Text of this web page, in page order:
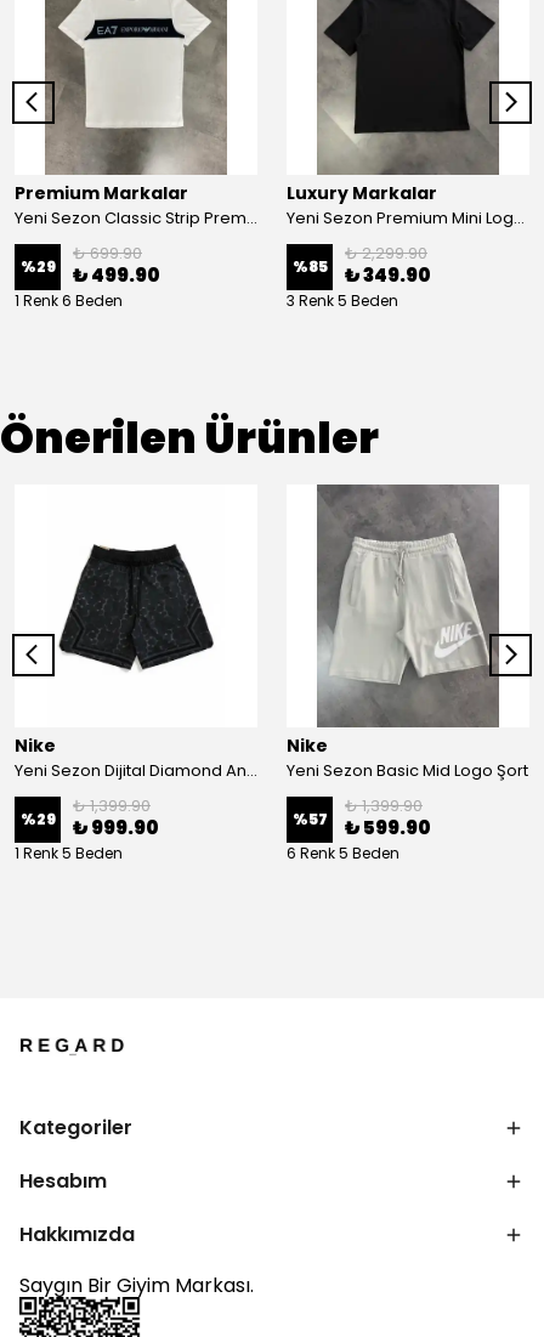
Premium Markalar
Yeni Sezon Classic Strip Premium Icon Logo T-shirt
%29
₺ 699.90
₺ 499.90
1 Renk 6 Beden
Luxury Markalar
Yeni Sezon Premium Mini Logo Basic T-shirt
%85
₺ 2,299.90
₺ 349.90
3 Renk 5 Beden
Önerilen Ürünler
Nike
Yeni Sezon Dijital Diamond Antrasit Dijital Basketboll Şort
%29
₺ 1,399.90
₺ 999.90
1 Renk 5 Beden
Nike
Yeni Sezon Basic Mid Logo Şort
%57
₺ 1,399.90
₺ 599.90
6 Renk 5 Beden
Kategoriler
Hesabım
Hakkımızda
Saygın Bir Giyim Markası.